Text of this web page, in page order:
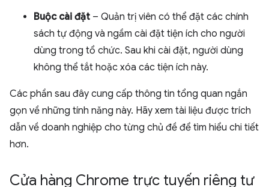
Buộc cài đặt – Quản trị viên có thể đặt các chính
sách tự động và ngầm cài đặt tiện ích cho người
dùng trong tổ chức. Sau khi cài đặt, người dùng
không thể tắt hoặc xóa các tiện ích này.
Các phần sau đây cung cấp thông tin tổng quan ngắn
gọn về những tính năng này. Hãy xem tài liệu được trích
dẫn về doanh nghiệp cho từng chủ đề để tìm hiểu chi tiết
hơn.
Cửa hàng Chrome trực tuyến riêng tư